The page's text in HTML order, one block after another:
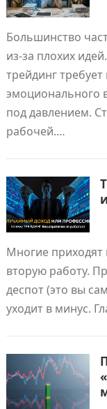
Большинство
из‑за плохих
трейдинг
эмоционального
под давлением.
рабочей.…
Многие приходят
вторую работу.
деспот (это вы
уходит в минус.